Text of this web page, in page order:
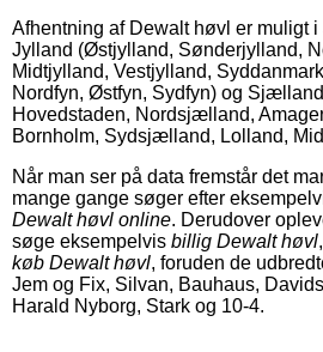
Afhentning af Dewalt høvl er muligt
Jylland (Østjylland, Sønderjylland,
Midtjylland, Vestjylland,
Nordfyn, Østfyn, Sydfyn) og
Hovedstaden, Nordsjælland,
Bornholm, Sydsjælland, Lolland,
Når man ser på data fremstår det
mange gange søger efter
Dewalt høvl online. Derudover
søge eksempelvis billig Dewalt høvl,
køb Dewalt høvl, foruden de
Jem og Fix, Silvan, Bauhaus,
Harald Nyborg, Stark og 10-4.